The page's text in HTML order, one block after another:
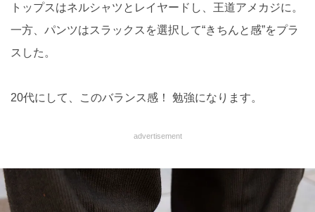
トップスはネルシャツとレイヤードし、王道アメカジに。
一方、パンツはスラックスを選択して“きちんと感”をプラ
スした。
20代にして、このバランス感！ 勉強になります。
advertisement